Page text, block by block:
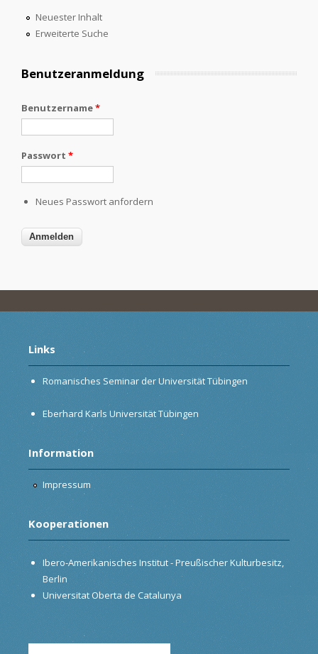
Neuester Inhalt
Erweiterte Suche
Benutzeranmeldung
Benutzername*
Passwort *
Neues Passwort anfordern
Links
Romanisches Seminar der Universität Tübingen
Eberhard Karls Universität Tübingen
Information
Impressum
Kooperationen
Ibero-Amerikanisches Institut - Preußischer Kulturbesitz,
Berlin
Universitat Oberta de Catalunya